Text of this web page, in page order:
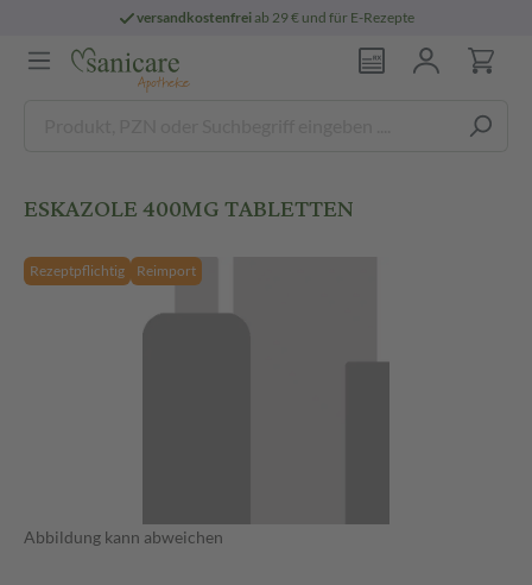
versandkostenfreiab 29 € und für E-Rezepte
ESKAZOLE 400MG TABLETTEN
Rezeptpflichtig Reimport
Abbildung kann abweichen